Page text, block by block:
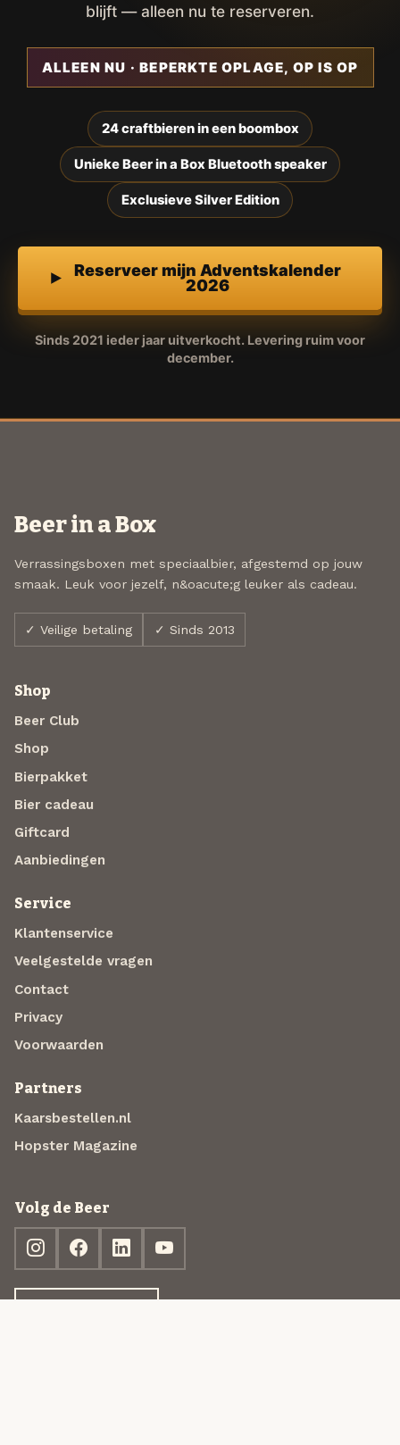
blijft — alleen nu te reserveren.
ALLEEN NU · BEPERKTE OPLAGE, OP IS OP
24 craftbieren in een boombox
Unieke Beer in a Box Bluetooth speaker
Exclusieve Silver Edition
Reserveer mijn Adventskalender
2026
Sinds 2021 ieder jaar uitverkocht. Levering ruim voor
december.
Beer in a Box
Verrassingsboxen met speciaalbier, afgestemd op jouw
smaak. Leuk voor jezelf, n&oacute;g leuker als cadeau.
✓ Veilige betaling ✓ Sinds 2013
Shop
Beer Club
Shop
Bierpakket
Bier cadeau
Giftcard
Aanbiedingen
Service
Klantenservice
Veelgestelde vragen
Contact
Privacy
Voorwaarden
Partners
Kaarsbestellen.nl
Hopster Magazine
Volg de Beer